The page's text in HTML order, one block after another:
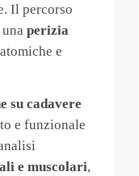
Il percorso
perizia
e
su cadavere
e funzionale
e muscolari,